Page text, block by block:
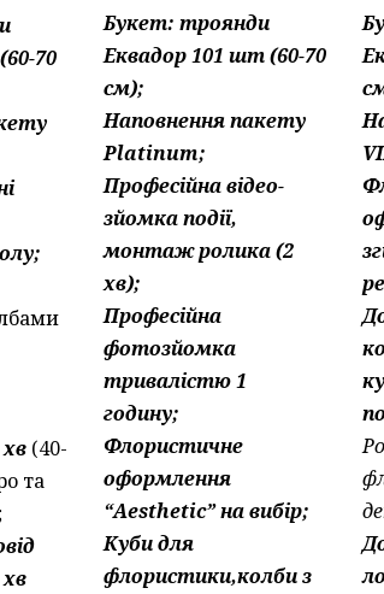
70
(40-
та
Букет: троянди
Еквадор 101 шт (60-70
см);
Наповнення пакету
Platinum;
Професійна відео-
зйомка події,
монтаж ролика (2
хв);
Професійна
фотозйомка
тривалістю 1
годину;
Флористичне
оформлення
“Aesthetic” на вибір;
Куби для
флористики,колби з